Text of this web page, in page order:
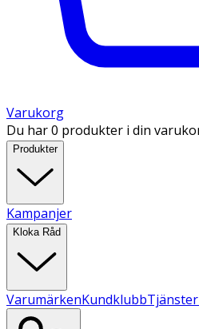
Varukorg
Du har 0 produkter i din
Produkter
Kampanjer
Kloka Råd
VarumärkenKundklubbTjänster